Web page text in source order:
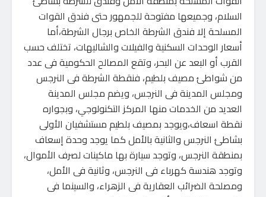
السلام، وجميعها مفتوحة للجمهور حتى فندق القوات
المسلحة إلا فندق الشرطة الخاص برجال الشرطة،أما
أسعار الوحدات السكنية والفيلات والشاليهات، تختلف حسب
القرب أو البعد عن البحر، وتقع المصالح الحكومية فى عدد
من شواطئ مصيف بلطيم، فنقطة الشرطة فى النرجس
ومجلس المدينة فى النرجس، ويضم مجلس المدينة
العديد من الخدمات منها المركز التكنولوجي، وبجواره
نقطة اسعاف،ويوجد بمصيف بلطيم مستشفيان الأولى
بشاطئ النرجس والثانية بالأمل كما يوجد وحدة إسعاف
بمنطقة النرجس، وتوجد سيارة بها ماكينات لصرف الأموال،
وتوجد هندسة كهرباء فى النرجس، وثانية فى الأمل،
ومصلحة الضرائب العقارية فى الزهراء، والسينما فى